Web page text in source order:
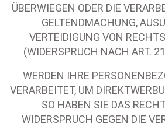
ÜBERWIEGEN ODER DIE
GELTENDMACHUNG,
VERTEIDIGUNG VON
(WIDERSPRUCH NACH ART.
WERDEN IHRE
VERARBEITET, UM
SO HABEN SIE DAS
WIDERSPRUCH GEGEN DIE